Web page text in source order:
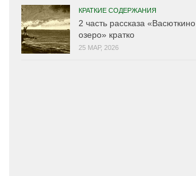
КРАТКИЕ СОДЕРЖАНИЯ
2 часть рассказа «Васюткино
озеро» кратко
25 МАР, 2026